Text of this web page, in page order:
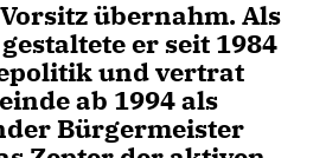
übernahm. Als
er seit 1984
und vertrat
ab 1994 als
Bürgermeister